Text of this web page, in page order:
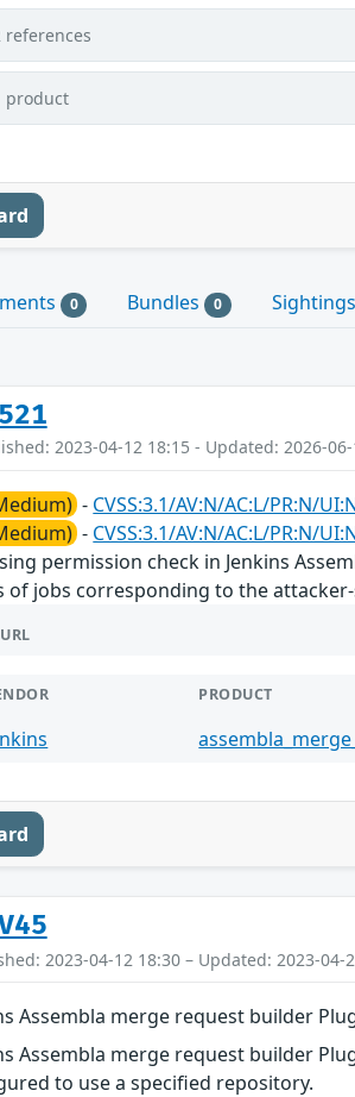
references
product
0 Bundles 0
2023-04-12 18:15 - Updated: 2026-
- CVSS:3.1/AV:N/AC:L/PR:N/
- CVSS:3.1/AV:N/AC:L/PR:N/
permission check in Jenkins
of jobs corresponding to the
URL
PRODUCT
2023-04-12 18:30 – Updated: 2023-04-
Assembla merge request builder
Assembla merge request builder
to use a specified repository.